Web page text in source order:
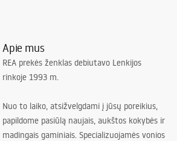
Apie mus
REA prekės ženklas debiutavo Lenkijos
rinkoje 1993 m.
Nuo to laiko, atsižvelgdami į jūsų poreikius,
papildome pasiūlą naujais, aukštos kokybės ir
madingais gaminiais. Specializuojamės vonios